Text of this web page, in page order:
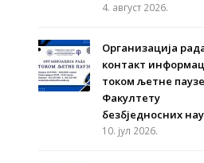
4. август 2026.
Организација
контакт
током љетне
Факултету
безбједносних
10. јул 2026.